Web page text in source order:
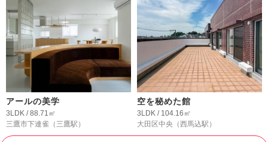
アールの美学
3LDK / 88.71㎡
三鷹市下連雀 （三鷹駅）
空を秘めた館
3LDK / 104.16㎡
大田区中央 （西馬込駅）